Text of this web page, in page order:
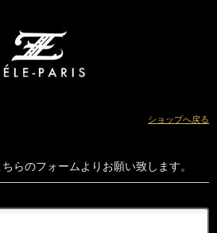
ショップへ戻る
らのフォームよりお願い致します。